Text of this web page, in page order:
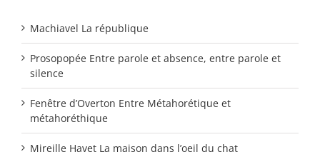
Machiavel La république
Prosopopée Entre parole et absence, entre parole et
silence
Fenêtre d’Overton Entre Métahorétique et
métahoréthique
Mireille Havet La maison dans l’oeil du chat